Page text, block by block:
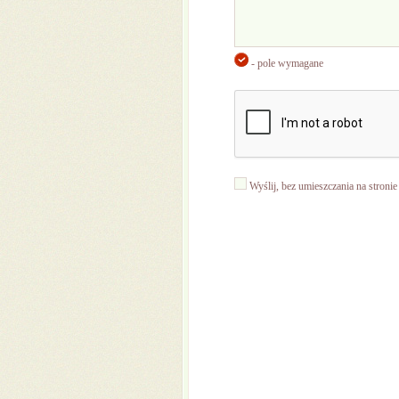
- pole wymagane
Wyślij, bez umieszczania na stronie